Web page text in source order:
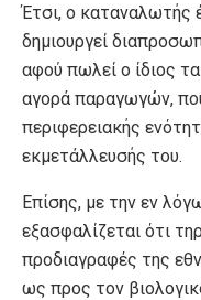
Έτσι, ο καταναλωτής
δημιουργεί
αφού πωλεί ο ίδιος
αγορά παραγωγών,
περιφερειακής
εκμετάλλευσής του.
Επίσης, με την εν
εξασφαλίζεται ότι
προδιαγραφές της
ως προς τον